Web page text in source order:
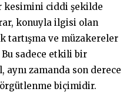
kesimini ciddi şekilde
konuyla ilgisi olan
tartışma ve müzakereler
Bu sadece etkili bir
aynı zamanda son derece
biçimidir.